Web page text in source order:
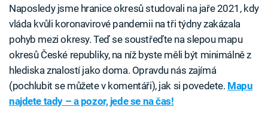
Naposledy jsme hranice okresů studovali na jaře 2021, kdy
vláda kvůli koronavirové pandemii na tři týdny zakázala
pohyb mezi okresy. Teď se soustřeďte na slepou mapu
okresů České republiky, na níž byste měli být minimálně z
hlediska znalostí jako doma. Opravdu nás zajímá
(pochlubit se můžete v komentáři), jak si povedete. Mapu
najdete tady – a pozor, jede se na čas!